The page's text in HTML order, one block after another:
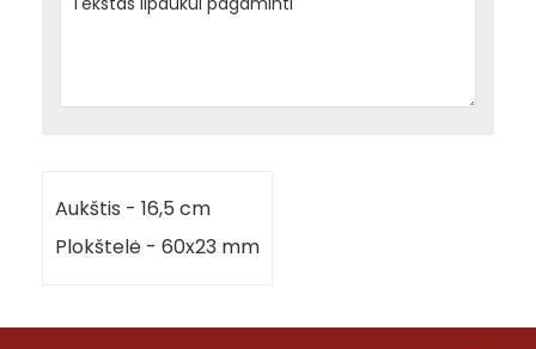
Aukštis - 16,5 cm
Plokštelė - 60x23 mm